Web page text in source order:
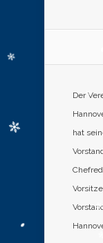
Der
hat